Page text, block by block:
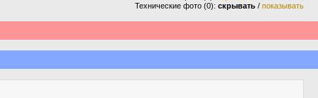
Технические фото (0): скрывать / показывать